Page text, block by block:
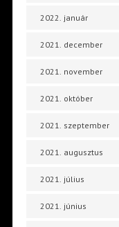
2022. január
2021. december
2021. november
2021. október
2021. szeptember
2021. augusztus
2021. július
2021. június